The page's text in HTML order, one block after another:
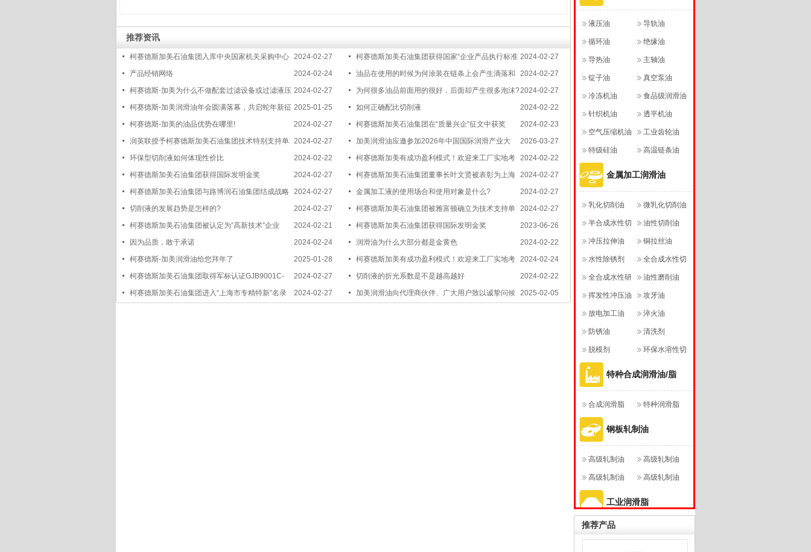
推荐资讯
2024-02-27
柯赛德斯加美石油集团入库中央国家机关采购中心
供应商
2024-02-27
柯赛德斯加美石油集团获得国家“企业产品执行标准
证书”
2024-02-24
产品经销网络 2024-02-27
油品在使用的时候为何涂装在链条上会产生滴落和
积炭呢?
2024-02-27
柯赛德斯-加美为什么不做配套过滤设备或过滤液压
油的服务呢?
2024-02-27
为何很多油品前面用的很好，后面却产生很多泡沫?
2025-01-25
柯赛德斯-加美润滑油年会圆满落幕，共启蛇年新征
程
2024-02-22
如何正确配比切削液
2024-02-27
柯赛德斯-加美的油品优势在哪里! 2024-02-23
柯赛德斯加美石油集团在“质量兴企”征文中获奖
2024-02-27
润英联授予柯赛德斯加美石油集团技术特别支持单
位
2026-03-27
加美润滑油应邀参加2026年中国国际润滑产业大
会，共话绿色润滑新未来
2024-02-22
环保型切削液如何体现性价比 2024-02-22
柯赛德斯加美有成功盈利模式！欢迎来工厂实地考
察！
2024-02-27
柯赛德斯加美石油集团获得国际发明金奖 2024-02-27
柯赛德斯加美石油集团董事长叶文贤被表彰为上海
市优秀科技企业家
2024-02-27
柯赛德斯加美石油集团与路博润石油集团结成战略
合作伙伴
2024-02-27
金属加工液的使用场合和使用对象是什么?
2024-02-27
切削液的发展趋势是怎样的? 2024-02-27
柯赛德斯加美石油集团被雅富顿确立为技术支持单
位
2024-02-21
柯赛德斯加美石油集团被认定为“高新技术”企业 2023-06-26
柯赛德斯加美石油集团获得国际发明金奖
2024-02-24
因为品质，敢于承诺 2024-02-22
润滑油为什么大部分都是金黄色
2025-01-28
柯赛德斯-加美润滑油给您拜年了 2024-02-24
柯赛德斯加美有成功盈利模式！欢迎来工厂实地考
察！
2024-02-27
柯赛德斯加美石油集团取得军标认证GJB9001C-
2017
2024-02-22
切削液的折光系数是不是越高越好
2024-02-27
柯赛德斯加美石油集团进入“上海市专精特新”名录 2025-02-05
加美润滑油向代理商伙伴、广大用户致以诚挚问候
液压油 导轨油
循环油 绝缘油
导热油 主轴油
锭子油 真空泵油
冷冻机油 食品级润滑油
针织机油 透平机油
空气压缩机油 工业齿轮油
特级硅油 高温链条油
金属加工润滑油
乳化切削油 微乳化切削油
半合成水性切
削液
油性切削油
冲压拉伸油 铜拉丝油
水性除锈剂 全合成水性切
削液
全合成水性研
磨液
油性磨削油
挥发性冲压油 攻牙油
放电加工油 淬火油
防锈油 清洗剂
脱模剂 环保水溶性切
削液
特种合成润滑油/脂
合成润滑脂 特种润滑脂
钢板轧制油
高级轧制油
RL11
高级轧制油
RL120
高级轧制油
RL160
高级轧制油
工业润滑脂
脂
二硫化钼锂基 多功能特级润
推荐产品